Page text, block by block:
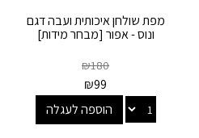
מפת שולחן איכותית ועבה דגם
ונוס - אפור [מבחר מידות]
₪180
₪99
הוספה לעגלה